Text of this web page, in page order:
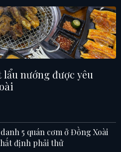
nướng được yêu
5 quán cơm ở Đồng Xoài
định phải thử